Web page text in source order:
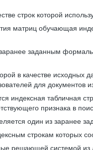
строк которой
матриц обучающая
заданным
в качестве исходных
для документов
индексная табличная
признака в
один из заранее
строкам которых
решающей системой